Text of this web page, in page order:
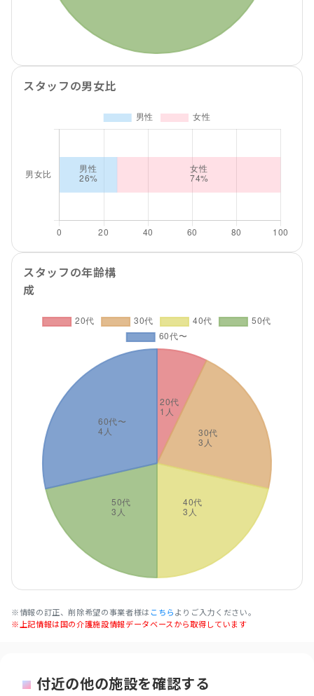
スタッフの男女比
スタッフの年齢構
成
※情報の訂正、削除希望の事業者様は こちら よりご入力ください。
※上記情報は国の介護施設情報データベースから取得しています
付近の他の施設を確認する